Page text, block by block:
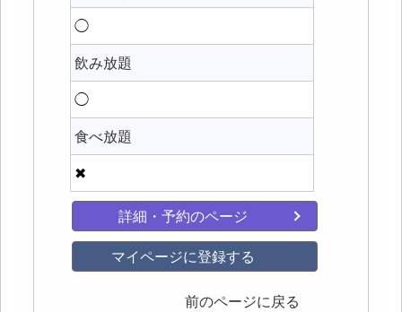
◯
飲み放題
◯
食べ放題
✖
詳細・予約のページ
マイページに登録する
前のページに戻る